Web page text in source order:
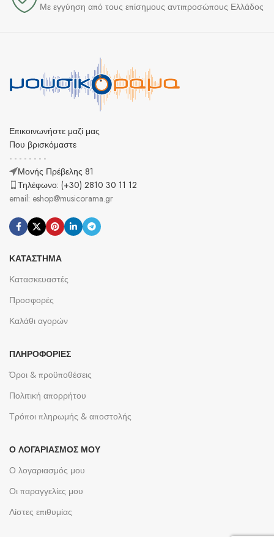
Με εγγύηση από τους επίσημους αντιπροσώπους Ελλάδος
Επικοινωνήστε μαζί μας
Που βρισκόμαστε
- - - - - - - -
Μονής Πρέβελης 81
Τηλέφωνο: (+30) 2810 30 11 12
email: eshop@musicorama.gr
ΚΑΤΆΣΤΗΜΑ
Κατασκευαστές
Προσφορές
Καλάθι αγορών
ΠΛΗΡΟΦΟΡΊΕΣ
Όροι & προϋποθέσεις
Πολιτική απορρήτου
Τρόποι πληρωμής & αποστολής
Ο ΛΟΓΑΡΙΑΣΜΌΣ ΜΟΥ
Ο λογαριασμός μου
Οι παραγγελίες μου
Λίστες επιθυμίας